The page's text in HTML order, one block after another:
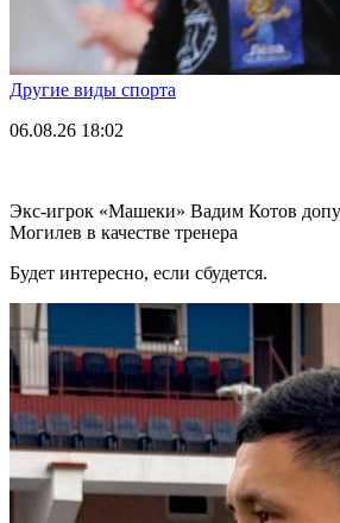
Другие виды спорта
06.08.26 18:02
Экс-игрок «Машеки» Вадим Котов
Могилев в качестве тренера
Будет интересно, если сбудется.